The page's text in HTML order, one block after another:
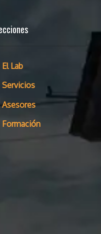
El Lab
Servicios
Asesores
Formación